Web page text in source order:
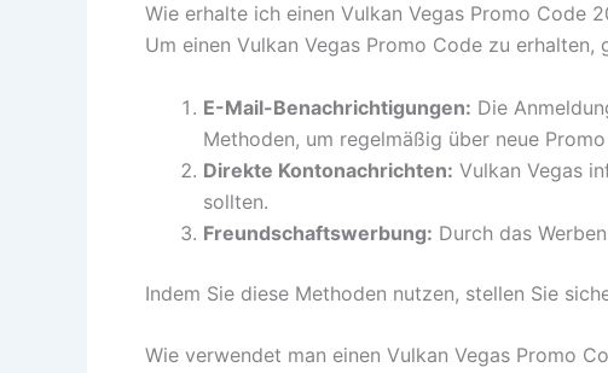
Wie erhalte ich einen Vulkan Vegas Promo Code
Um einen Vulkan Vegas Promo Code zu
E-Mail-Benachrichtigungen: Die
Methoden, um regelmäßig über neue
Direkte Kontonachrichten: Vulkan Vegas
sollten.
Freundschaftswerbung: Durch das
Indem Sie diese Methoden nutzen, stellen Sie
Wie verwendet man einen Vulkan Vegas Promo